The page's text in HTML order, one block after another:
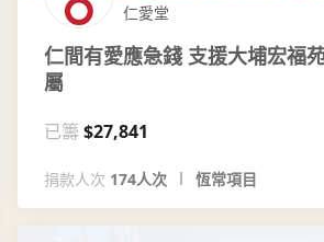
仁愛堂
仁間有愛應急錢 支援大埔宏福
屬
已籌 $27,841
捐款人次 174人次 恆常項目